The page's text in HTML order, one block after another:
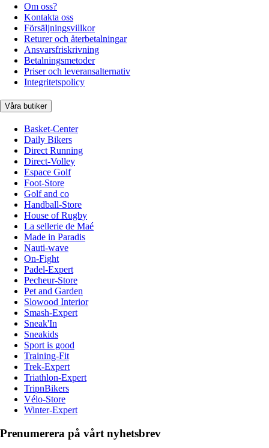
Om oss?
Kontakta oss
Försäljningsvillkor
Returer och återbetalningar
Ansvarsfriskrivning
Betalningsmetoder
Priser och leveransalternativ
Integritetspolicy
Våra butiker
Basket-Center
Daily Bikers
Direct Running
Direct-Volley
Espace Golf
Foot-Store
Golf and co
Handball-Store
House of Rugby
La sellerie de Maé
Made in Paradis
Nauti-wave
On-Fight
Padel-Expert
Pecheur-Store
Pet and Garden
Slowood Interior
Smash-Expert
Sneak'In
Sneakids
Sport is good
Training-Fit
Trek-Expert
Triathlon-Expert
TripnBikers
Vélo-Store
Winter-Expert
Prenumerera på vårt nyhetsbrev